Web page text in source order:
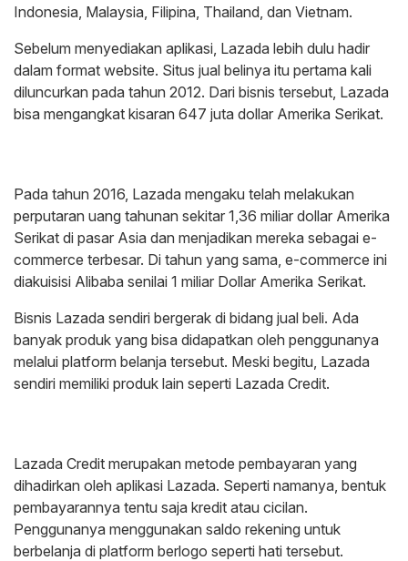
Indonesia, Malaysia, Filipina, Thailand, dan Vietnam.
Sebelum menyediakan aplikasi, Lazada lebih dulu hadir
dalam format website. Situs jual belinya itu pertama kali
diluncurkan pada tahun 2012. Dari bisnis tersebut, Lazada
bisa mengangkat kisaran 647 juta dollar Amerika Serikat.
Pada tahun 2016, Lazada mengaku telah melakukan
perputaran uang tahunan sekitar 1,36 miliar dollar Amerika
Serikat di pasar Asia dan menjadikan mereka sebagai e-
commerce terbesar. Di tahun yang sama, e-commerce ini
diakuisisi Alibaba senilai 1 miliar Dollar Amerika Serikat.
Bisnis Lazada sendiri bergerak di bidang jual beli. Ada
banyak produk yang bisa didapatkan oleh penggunanya
melalui platform belanja tersebut. Meski begitu, Lazada
sendiri memiliki produk lain seperti Lazada Credit.
Lazada Credit merupakan metode pembayaran yang
dihadirkan oleh aplikasi Lazada. Seperti namanya, bentuk
pembayarannya tentu saja kredit atau cicilan.
Penggunanya menggunakan saldo rekening untuk
berbelanja di platform berlogo seperti hati tersebut.